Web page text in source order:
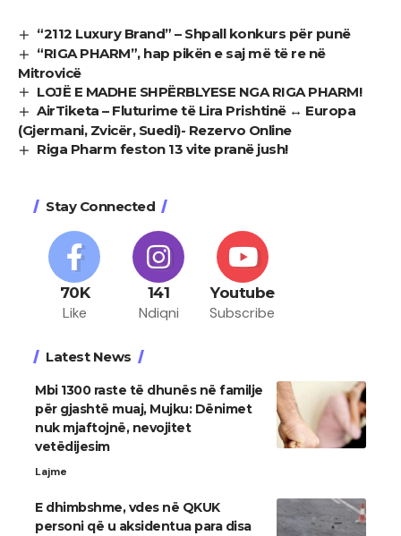
“2112 Luxury Brand” – Shpall konkurs për punë
“RIGA PHARM”, hap pikën e saj më të re në
Mitrovicë
LOJË E MADHE SHPËRBLYESE NGA RIGA PHARM!
AirTiketa – Fluturime të Lira Prishtinë ↔ Europa
(Gjermani, Zvicër, Suedi)- Rezervo Online
Riga Pharm feston 13 vite pranë jush!
Stay Connected
70K
Like
141
Ndiqni
Youtube
Subscribe
Latest News
Mbi 1300 raste të dhunës në familje
për gjashtë muaj, Mujku: Dënimet
nuk mjaftojnë, nevojitet
vetëdijesim
Lajme
E dhimbshme, vdes në QKUK
personi që u aksidentua para disa